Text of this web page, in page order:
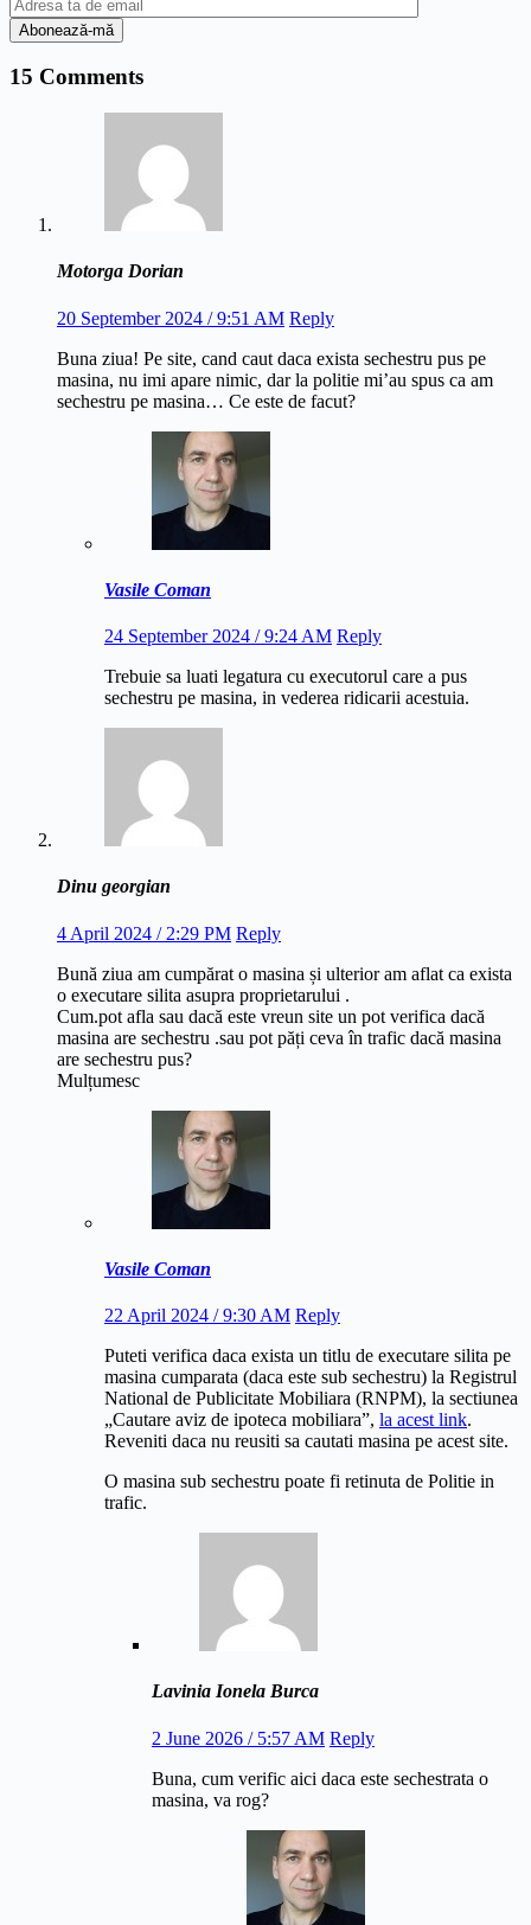
15 Comments
Motorga Dorian
20 September 2024 / 9:51 AM Reply
Buna ziua! Pe site, cand caut daca exista sechestru pus pe
masina, nu imi apare nimic, dar la politie mi’au spus ca am
sechestru pe masina… Ce este de facut?
Vasile Coman
24 September 2024 / 9:24 AM Reply
Trebuie sa luati legatura cu executorul care a pus
sechestru pe masina, in vederea ridicarii acestuia.
Dinu georgian
4 April 2024 / 2:29 PM Reply
Bună ziua am cumpărat o masina și ulterior am aflat ca exista
o executare silita asupra proprietarului .
Cum.pot afla sau dacă este vreun site un pot verifica dacă
masina are sechestru .sau pot păți ceva în trafic dacă masina
are sechestru pus?
Mulțumesc
Vasile Coman
22 April 2024 / 9:30 AM Reply
Puteti verifica daca exista un titlu de executare silita pe
masina cumparata (daca este sub sechestru) la Registrul
National de Publicitate Mobiliara (RNPM), la sectiunea
„Cautare aviz de ipoteca mobiliara”, la acest link.
Reveniti daca nu reusiti sa cautati masina pe acest site.
O masina sub sechestru poate fi retinuta de Politie in
trafic.
Lavinia Ionela Burca
2 June 2026 / 5:57 AM Reply
Buna, cum verific aici daca este sechestrata o
masina, va rog?